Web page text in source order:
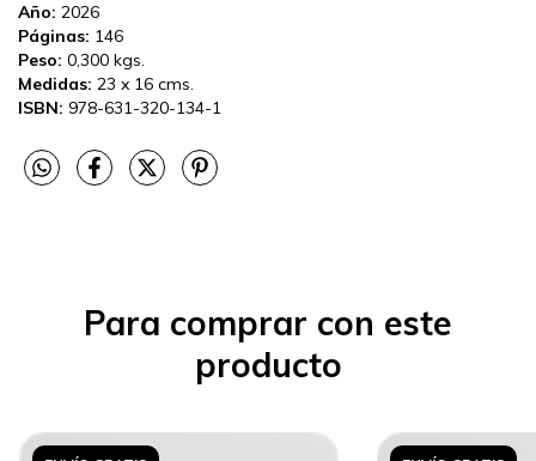
Año: 2026
Páginas: 146
Peso: 0,300 kgs.
Medidas: 23 x 16 cms.
ISBN: 978-631-320-134-1
Para comprar con este
producto